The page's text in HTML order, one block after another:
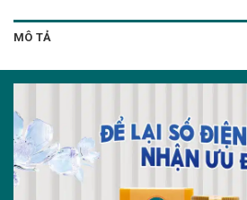
MÔ TẢ